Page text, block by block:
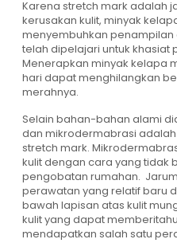
Karena stretch mark adalah
kerusakan kulit, minyak
menyembuhkan
telah dipelajari untuk khasiat
Menerapkan minyak kelapa
hari dapat menghilangkan
merahnya.
Selain bahan-bahan alami
dan mikrodermabrasi
stretch mark.
kulit dengan cara yang tidak
pengobatan rumahan.
perawatan yang relatif baru
bawah lapisan atas kulit
kulit yang dapat
mendapatkan salah satu